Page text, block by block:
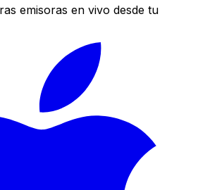
emisoras en vivo desde tu